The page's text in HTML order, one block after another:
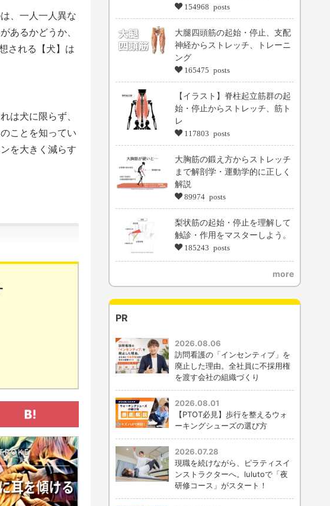
、一人一人異な
あるかどうか、
される【犬】は
は犬に限らず、
ことを知ってい
を大きく減らす
154968 posts
大腿四頭筋の起始・停止、支配
神経からストレッチ、トレーニ
ング
165475 posts
【イラスト】脊柱起立筋群の起
始・停止からストレッチ、筋ト
レ
117803 posts
大胸筋の鍛え方からストレッチ
まで解剖学・運動学的に正しく
解説
89974 posts
梨状筋の起始・停止を理解して
触診・作用をマスターしよう。
185243 posts
more
PR
2026.08.06
訪問看護の「インセンティブ」を
廃止した理由。全社員に不採用権
を渡す会社の組織づくり
2026.08.01
【PTOT必見】歩行を整えるウォ
ーキングシューズの選び方
2026.07.28
現職を続けながら、ピラティスイ
ンストラクターへ。lulutoで「夜
研修コース」がスタート！